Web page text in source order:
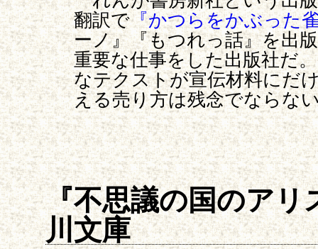
翻訳で『かつらをかぶった
ーノ』『もつれっ話』を出
重要な仕事をした出版社だ
なテクストが宣伝材料にだ
える売り方は残念でならな
『不思議の国のア
川文庫